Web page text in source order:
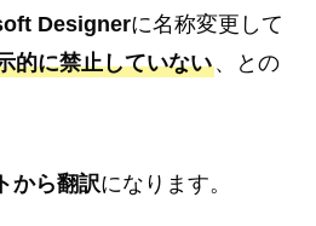
Designerに名称変更して
的に禁止していない、との
から翻訳になります。